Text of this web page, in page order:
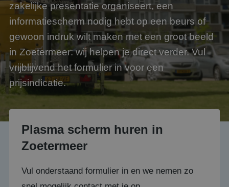
zakelijke presentatie organiseert, een
informatiescherm nodig hebt op een beurs of
gewoon indruk wilt maken met een groot beeld
in Zoetermeer: wij helpen je direct verder. Vul
vrijblijvend het formulier in voor een
prijsindicatie.
Plasma scherm huren in
Zoetermeer
Vul onderstaand formulier in en we nemen zo